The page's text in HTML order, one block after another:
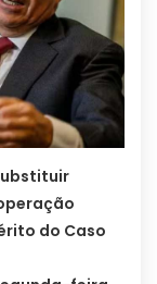
do Caso